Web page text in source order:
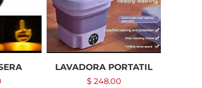
LAVADORA PORTATIL
$ 248.00